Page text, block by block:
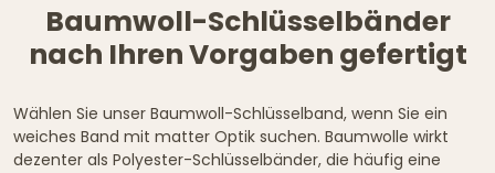
Baumwoll-Schlüsselbänder
nach Ihren Vorgaben gefertigt
Wählen Sie unser Baumwoll-Schlüsselband, wenn Sie ein
weiches Band mit matter Optik suchen. Baumwolle wirkt
dezenter als Polyester-Schlüsselbänder, die häufig eine